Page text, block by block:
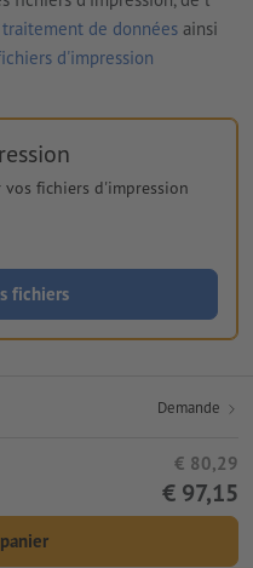
de données ainsi
d'impression
fichiers d'impression
fichiers
Demande
€ 80,29
€ 97,15